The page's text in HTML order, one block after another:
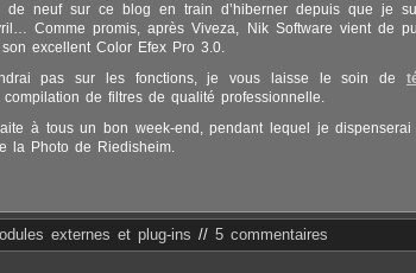
de neuf sur ce blog en train d’hiberner depuis que je
Comme promis, après Viveza, Nik Software vient de
excellent Color Efex Pro 3.0.
pas sur les fonctions, je vous laisse le soin de
compilation de filtres de qualité professionnelle.
à tous un bon week-end, pendant lequel je
la Photo de Riedisheim.
externes et plug-ins // 5 commentaires